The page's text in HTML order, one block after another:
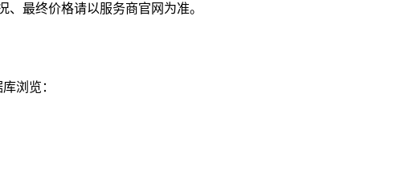
、最终价格请以服务商官网为准。
浏览：